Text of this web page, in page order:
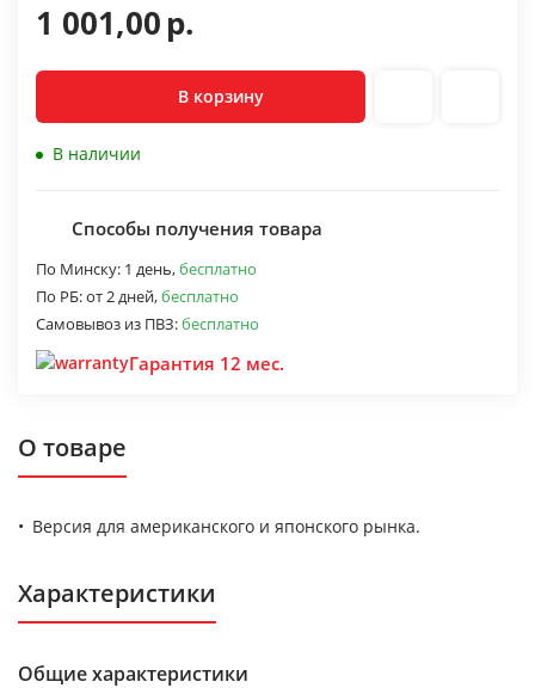
1 001,00р.
В корзину
В наличии
Способы получения товара
По Минску: 1 день,бесплатно
По РБ:от 2 дней,бесплатно
Самовывоз из ПВЗ:бесплатно
Гарантия 12 мес.
О товаре
Версия для американского и японского рынка.
Характеристики
Общие характеристики